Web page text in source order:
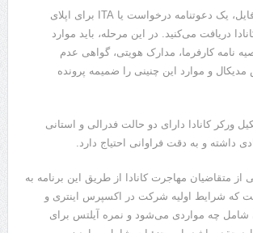
سپس با ارسال پروفایل، یک دعوتنامه درخواست یا ITA برای اپلای
دریافت می‌کنید. در این مرحله، باید موارد
نامه کارفرما، مدارک هویتی، گواهی عدم
مدیکال و موارد این چنینی را ضمیمه پرونده
ورکر کانادا دارای دو حالت فدرالی و استانی
داشته و به دقت فراوانی احتیاج دارد.
از متقاضیان مهاجرت کانادا از طریق این برنامه به
که شرایط اولیه شرکت در اکسپرس اینتری و
شامل چه مواردی می‌شود و نمره آیلتس برای